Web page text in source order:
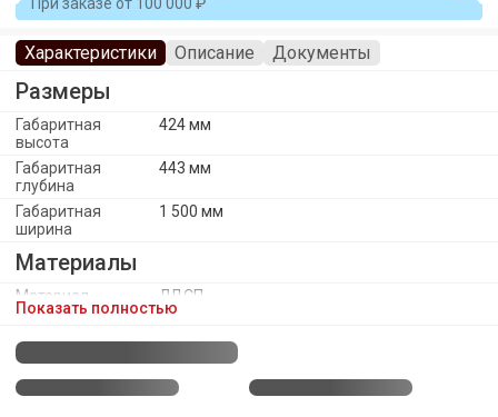
Характеристики Описание Документы
Размеры
Габаритная
высота
424 мм
Габаритная
глубина
443 мм
Габаритная
ширина
1 500 мм
Материалы
Материал
каркаса
ЛДСП
Материал
кромки фасада
ПВХ
Материал
ножек/опоры
Пластик
Показать полностью